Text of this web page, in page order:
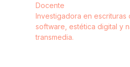
Docente
Investigadora en escrituras
software, estética digital y
transmedia.